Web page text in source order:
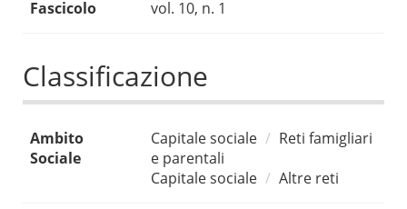
Fascicolo vol. 10, n. 1
Classificazione
Ambito
Sociale
Capitale sociale
Reti famigliari
e parentali
Capitale sociale
Altre reti